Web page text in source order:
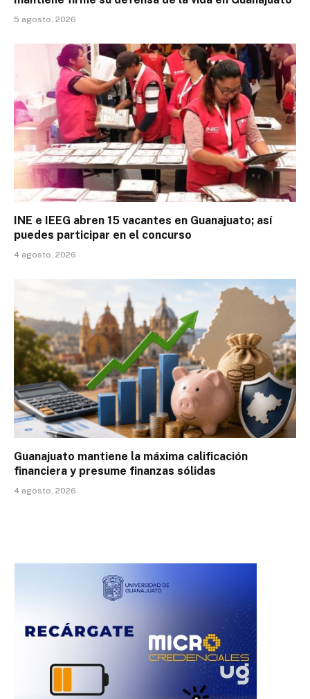
5 agosto, 2026
INE e IEEG abren 15 vacantes en Guanajuato; así
puedes participar en el concurso
4 agosto, 2026
Guanajuato mantiene la máxima calificación
financiera y presume finanzas sólidas
4 agosto, 2026